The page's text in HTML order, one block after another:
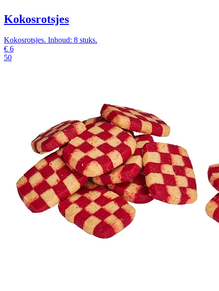
Kokosrotsjes
Kokosrotsjes. Inhoud: 8 stuks.
€ 6
50